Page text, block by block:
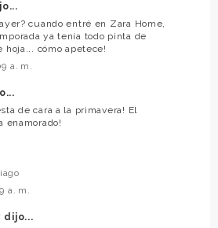
cuando entré en Zara Home,
ya tenía todo pinta de
hoja... cómo apetece!
a. m.
de cara a la primavera! El
enamorado!
a. m.
dijo...